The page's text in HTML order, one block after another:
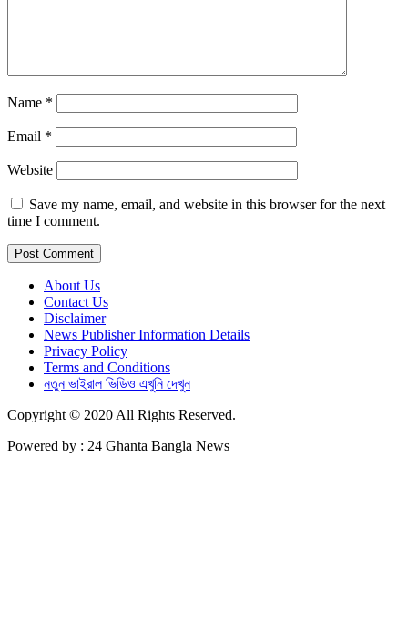
Name *
Email *
Website
Save my name, email, and website in this browser for the next
time I comment.
About Us
Contact Us
Disclaimer
News Publisher Information Details
Privacy Policy
Terms and Conditions
নতুন ভাইরাল ভিডিও এখুনি দেখুন
Copyright © 2020 All Rights Reserved.
Powered by : 24 Ghanta Bangla News